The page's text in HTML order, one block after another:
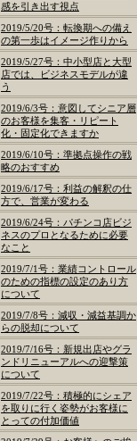
感を引き出す視点
2019/5/20号：転換期への備え
の第一歩はイメージ作りから
2019/5/27号：中小型店と大型
店では、ビジネスモデルが違
う
2019/6/3号：意図してシニア層
のお客様を集客・リピート
化・固定化できますか
2019/6/10号：準拠点操作の戦
略のおすすめ
2019/6/17号：利益の解釈の仕
方で、営業が変わる
2019/6/24号：パチンコ店ビジ
ネスのプロとなるために必要
なこと
2019/7/1号：業績コントロール
のための指標の設定のあり方
について
2019/7/8号：減収・減益基調か
らの脱却について
2019/7/16号：新規出店やグラ
ンドリニューアルへの迎撃策
について
2019/7/22号：積極的にシェア
を取りに行く姿勢がお客様に
とっての付加価値